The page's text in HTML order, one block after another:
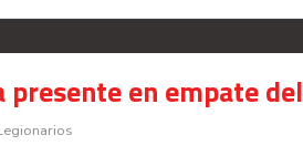
presente en empate